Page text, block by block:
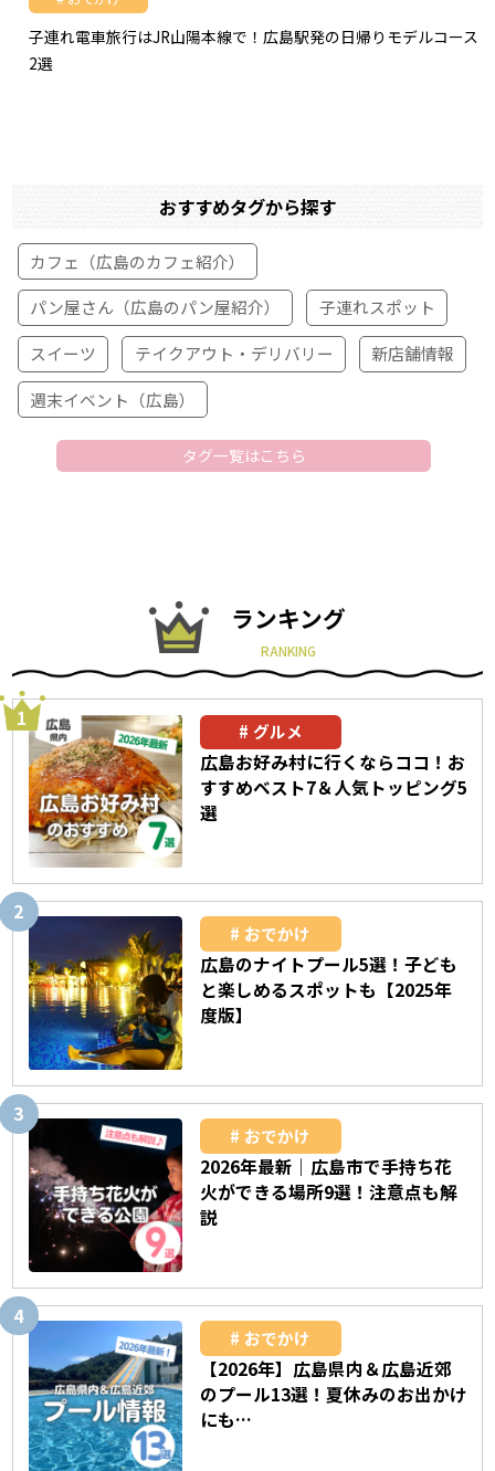
子連れ電車旅行はJR山陽本線で！広島駅発の日帰りモデルコース
2選
おすすめタグから探す
カフェ（広島のカフェ紹介）
パン屋さん（広島のパン屋紹介）
子連れスポット
スイーツ
テイクアウト・デリバリー
新店舗情報
週末イベント（広島）
タグ一覧はこちら
ランキング
RANKING
グルメ
広島お好み村に行くならココ！お
すすめベスト7＆人気トッピング5
選
おでかけ
広島のナイトプール5選！子ども
と楽しめるスポットも【2025年
度版】
おでかけ
2026年最新｜広島市で手持ち花
火ができる場所9選！注意点も解
説
おでかけ
【2026年】広島県内＆広島近郊
のプール13選！夏休みのお出かけ
にも…